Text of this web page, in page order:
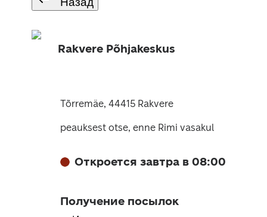
Rakvere Põhjakeskus
Tõrremäe, 44415 Rakvere
peauksest otse, enne Rimi vasakul
Откроется завтра в 08:00
Получение посылок